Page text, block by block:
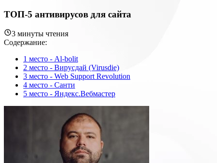
ТОП-5 антивирусов для сайта
3 минуты чтения
Содержание:
1 место - Al-bolit
2 место - Вирусдай (Virusdie)
3 место - Web Support Revolution
4 место - Санти
5 место - Яндекс.Вебмастер